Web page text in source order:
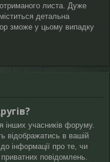
листа. Дуже
детальна
зможе у цьому випадку
інших учасників форуму.
відображатись в вашій
інформації про те, чи
повідомлень.